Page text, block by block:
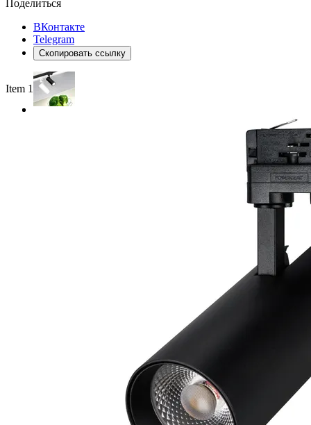
Поделиться
ВКонтакте
Telegram
Скопировать ссылку
Item 1 of 2